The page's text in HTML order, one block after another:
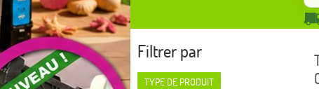
Filtrer par
TYPE DE PRODUIT